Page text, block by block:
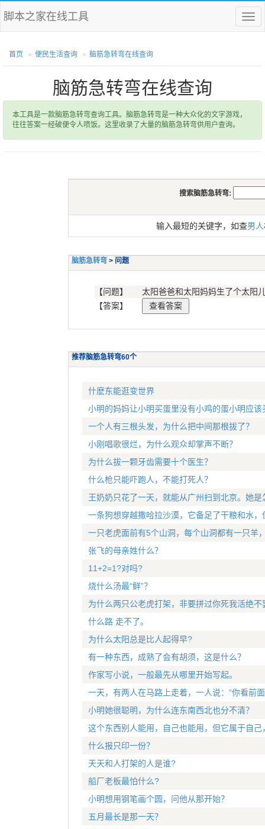
菜
单
脚本之家在线工具
首页 便民生活查询 脑筋急转弯在线查询
脑筋急转弯在线查询
本工具是一款脑筋急转弯查询工具。脑筋急转弯是一种大众化的文字游戏，
往往答案一经破便令人喷饭。这里收录了大量的脑筋急转弯供用户查询。
搜索脑筋急转弯:
输入最短的关键字，如查男人
脑筋急转弯 > 问题
【问题】
太阳爸爸和太阳妈妈生了个太阳
【答案】
推荐脑筋急转弯60个
什麽东能逛变世界
小明的妈妈让小明买蛋里没有小鸡的蛋小明应该
一个人有三根头发，为什么把中间那根拔了？
小刚唱歌很烂，为什么观众却掌声不断？
为什么拔一颗牙齿需要十个医生？
什么枪只能吓跑人，不能打死人？
王奶奶只花了一天，就能从广州扫到北京。她是
一条狗想穿越撒哈拉沙漠，它备足了干粮和水
一只老虎面前有5个山洞，每个山洞都有一只羊
张飞的母亲姓什么？
11+2=1?对吗?
烧什么汤最“鲜”？
为什么两只公老虎打架，非要拼过你死我活绝不
什么路 走不了。
为什么太阳总是比人起得早?
有一种东西，成熟了会有胡须，这是什么？
作家写小说，一般最先从哪里开始写起。
一天，有两人在马路上走着，一人说：“你看前
小明她很聪明，为什么连东南西北也分不清？
这个东西别人能用，自己也能用，但它属于自己
什么报只印一份？
天天和人打架的人是谁?
船厂老板最怕什么?
小明想用钢笔画个圆，问他从那开始？
五月最长是那一天？